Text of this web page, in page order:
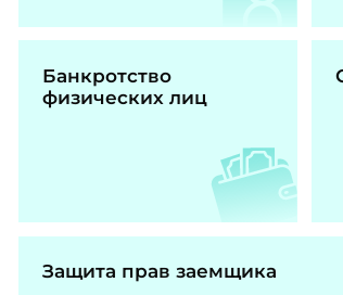
Банкротство
физических лиц
Защита прав заемщика